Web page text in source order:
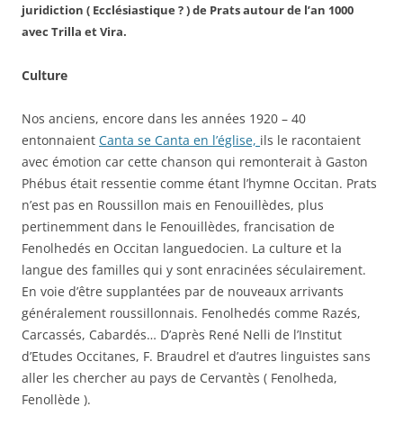
juridiction ( Ecclésiastique ? ) de Prats autour de l’an 1000
avec Trilla et Vira.
Culture
Nos anciens, encore dans les années 1920 – 40
entonnaient Canta se Canta en l’église, ils le racontaient
avec émotion car cette chanson qui remonterait à Gaston
Phébus était ressentie comme étant l’hymne Occitan. Prats
n’est pas en Roussillon mais en Fenouillèdes, plus
pertinemment dans le Fenouillèdes, francisation de
Fenolhedés en Occitan languedocien. La culture et la
langue des familles qui y sont enracinées séculairement.
En voie d’être supplantées par de nouveaux arrivants
généralement roussillonnais. Fenolhedés comme Razés,
Carcassés, Cabardés… D’après René Nelli de l’Institut
d’Etudes Occitanes, F. Braudrel et d’autres linguistes sans
aller les chercher au pays de Cervantès ( Fenolheda,
Fenollède ).